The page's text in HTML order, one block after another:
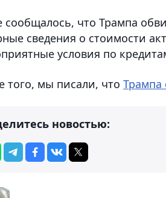
сообщалось, что Трампа
сведения о стоимости
условия по
того, мы писали, что Трампа
новостью: